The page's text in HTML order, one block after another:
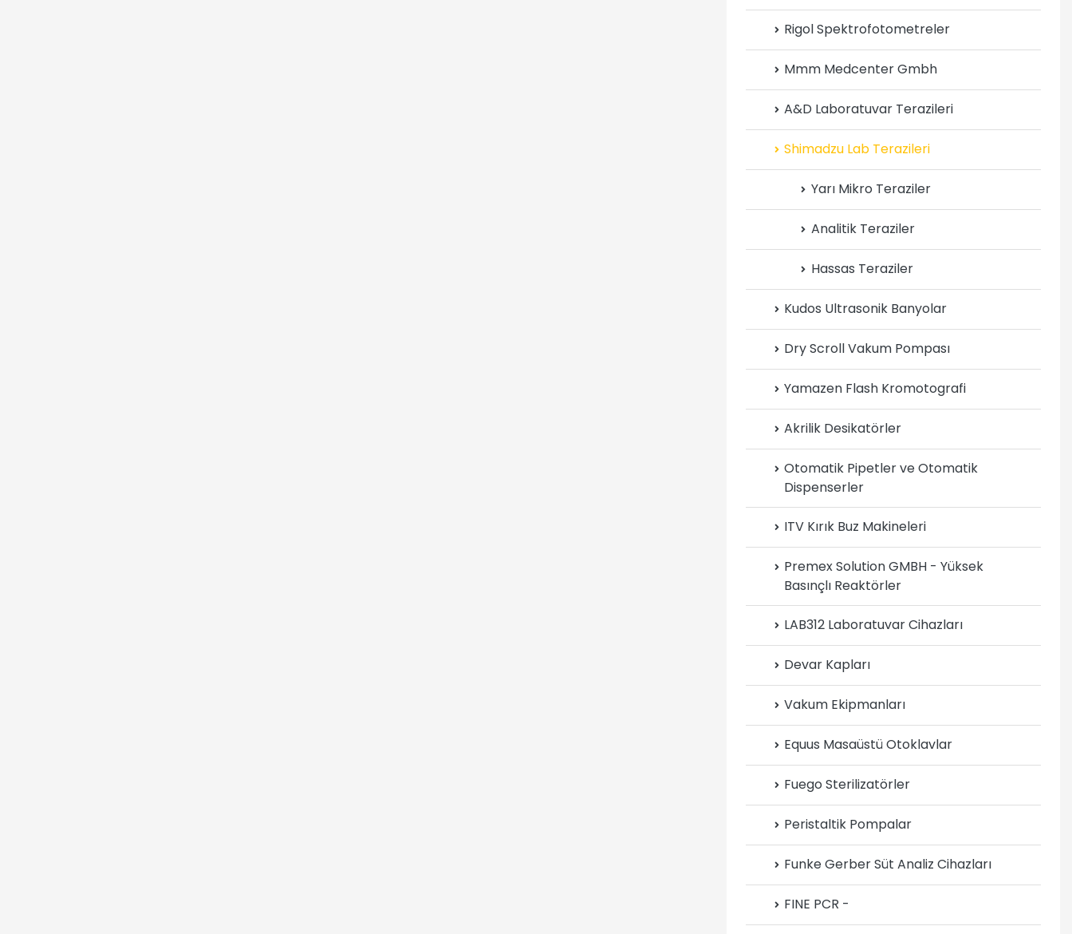
Rigol Spektrofotometreler
Mmm Medcenter Gmbh
A&D Laboratuvar Terazileri
Shimadzu Lab Terazileri
Yarı Mikro Teraziler
Analitik Teraziler
Hassas Teraziler
Kudos Ultrasonik Banyolar
Dry Scroll Vakum Pompası
Yamazen Flash Kromotografi
Akrilik Desikatörler
Otomatik Pipetler ve Otomatik
Dispenserler
ITV Kırık Buz Makineleri
Premex Solution GMBH - Yüksek
Basınçlı Reaktörler
LAB312 Laboratuvar Cihazları
Devar Kapları
Vakum Ekipmanları
Equus Masaüstü Otoklavlar
Fuego Sterilizatörler
Peristaltik Pompalar
Funke Gerber Süt Analiz Cihazları
FINE PCR -